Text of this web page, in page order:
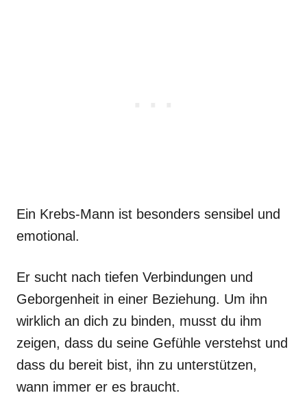
Ein Krebs-Mann ist besonders sensibel und
emotional.
Er sucht nach tiefen Verbindungen und
Geborgenheit in einer Beziehung. Um ihn
wirklich an dich zu binden, musst du ihm
zeigen, dass du seine Gefühle verstehst und
dass du bereit bist, ihn zu unterstützen,
wann immer er es braucht.